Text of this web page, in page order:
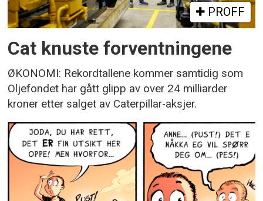
PROFF
Cat knuste forventningene
ØKONOMI: Rekordtallene kommer samtidig som
Oljefondet har gått glipp av over 24 milliarder
kroner etter salget av Caterpillar-aksjer.